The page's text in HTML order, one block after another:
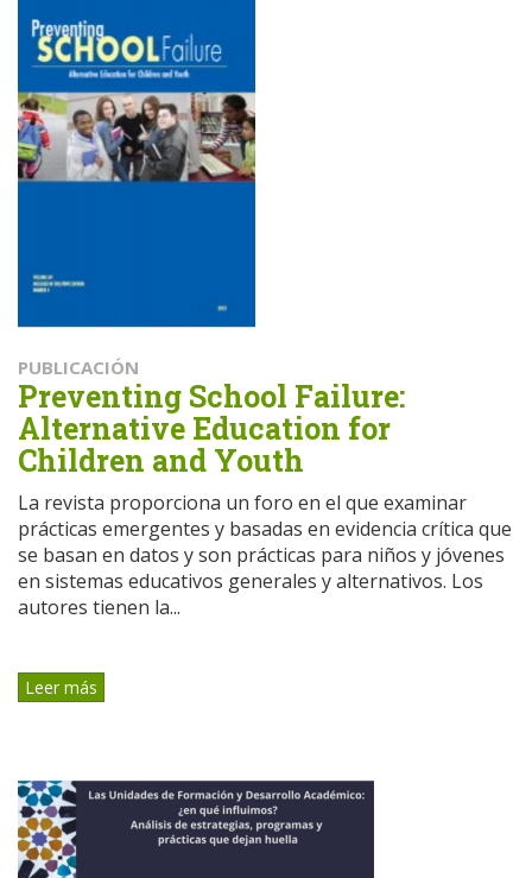
PUBLICACIÓN
Preventing School Failure:
Alternative Education for
Children and Youth
La revista proporciona un foro en el que examinar
prácticas emergentes y basadas en evidencia crítica que
se basan en datos y son prácticas para niños y jóvenes
en sistemas educativos generales y alternativos. Los
autores tienen la...
Leer más